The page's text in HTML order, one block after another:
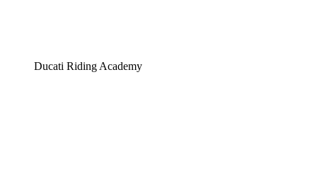
Ducati Riding Academy